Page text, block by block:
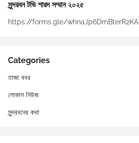
সুন্দরবন টভি শারদ সম্মান ২০২৫
https://forms.gle/whnaJp6DmBterR2KA
Categories
তাজা খবর
লোকাল নিউজ
সুন্দরবনের কথা